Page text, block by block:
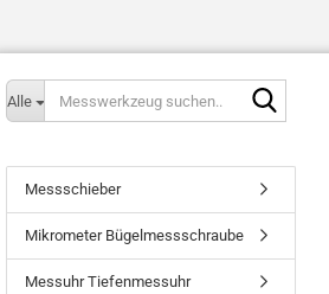
Alle
Messschieber
Mikrometer Bügelmessschraube
Messuhr Tiefenmessuhr